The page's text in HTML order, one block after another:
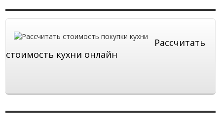
Рассчитать
стоимость кухни онлайн